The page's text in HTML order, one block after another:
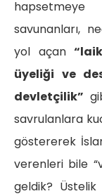
savunanları,
yol açan“laik
üyeliği ve
devletçilik”
savrulanlara
göstererek
verenleri bile
geldik? Üstelik